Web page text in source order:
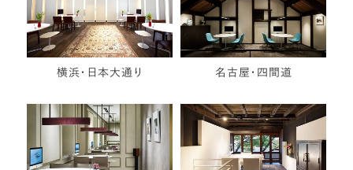
横浜・日本大通り 名古屋・四間道